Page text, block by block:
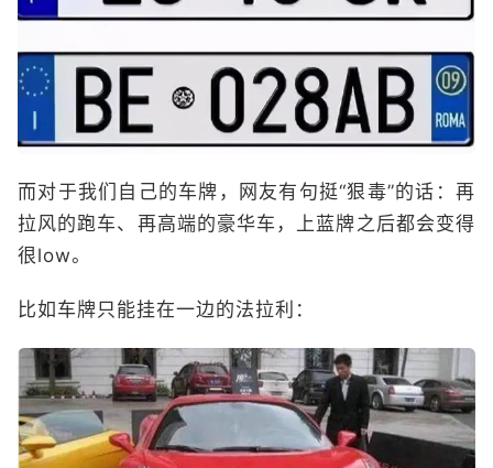
而对于我们自己的车牌，网友有句挺“狠毒”的话：再
拉风的跑车、再高端的豪华车，上蓝牌之后都会变得
很low。
比如车牌只能挂在一边的法拉利：